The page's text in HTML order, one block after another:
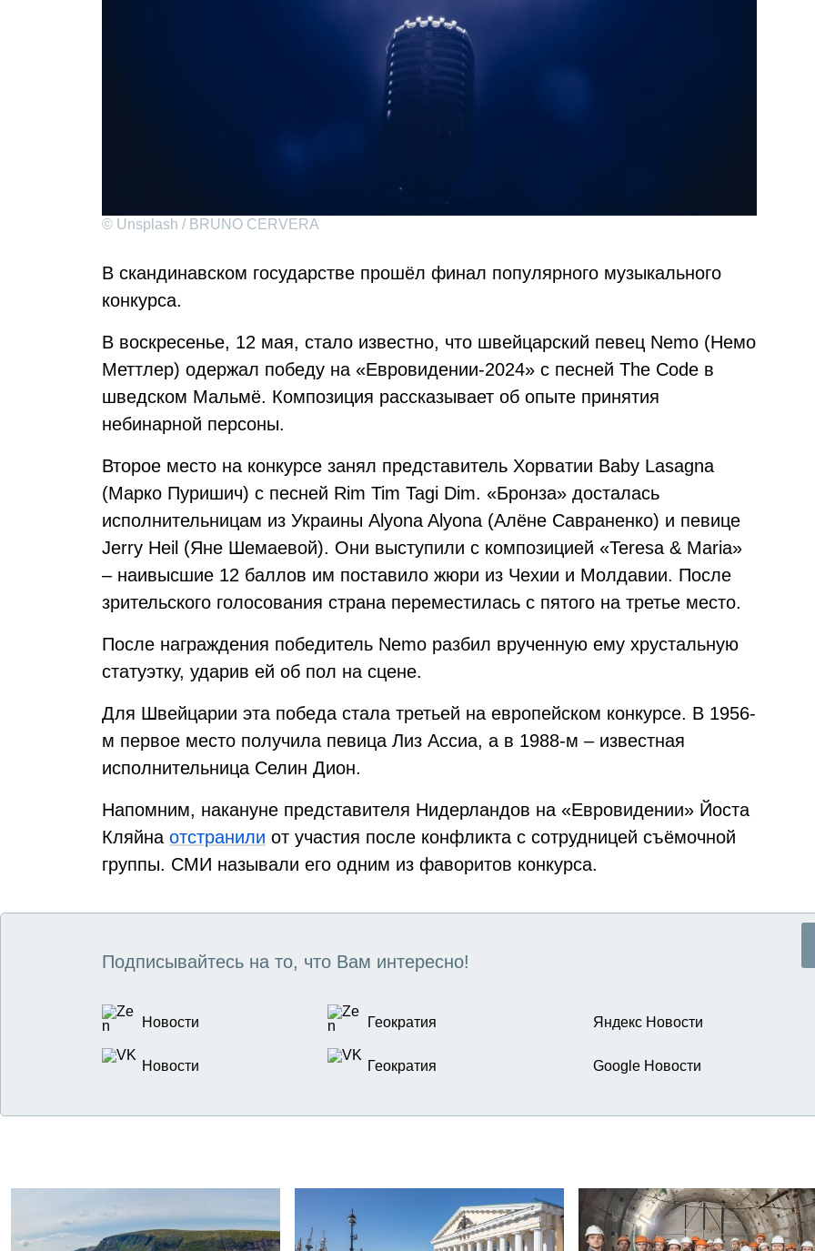
© Unsplash / BRUNO CERVERA
В скандинавском государстве прошёл финал популярного музыкального
конкурса.
В воскресенье, 12 мая, стало известно, что швейцарский певец Nemo (Немо
Меттлер) одержал победу на «Евровидении-2024» с песней The Code в
шведском Мальмё. Композиция рассказывает об опыте принятия
небинарной персоны.
Второе место на конкурсе занял представитель Хорватии Baby Lasagna
(Марко Пуришич) с песней Rim Tim Tagi Dim. «Бронза» досталась
исполнительницам из Украины Alyona Alyona (Алёне Савраненко) и певице
Jerry Heil (Яне Шемаевой). Они выступили с композицией «Teresa & Maria»
– наивысшие 12 баллов им поставило жюри из Чехии и Молдавии. После
зрительского голосования страна переместилась с пятого на третье место.
После награждения победитель Nemo разбил врученную ему хрустальную
статуэтку, ударив ей об пол на сцене.
Для Швейцарии эта победа стала третьей на европейском конкурсе. В 1956-
м первое место получила певица Лиз Ассиа, а в 1988-м – известная
исполнительница Селин Дион.
Напомним, накануне представителя Нидерландов на «Евровидении» Йоста
Кляйна отстранили от участия после конфликта с сотрудницей съёмочной
группы. СМИ называли его одним из фаворитов конкурса.
Подписывайтесь на то, что Вам интересно!
Новости Геократия Яндекс Новости
Новости Геократия Google Новости